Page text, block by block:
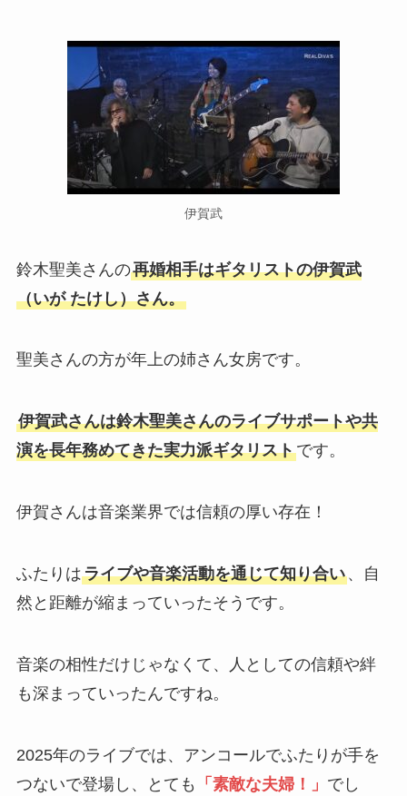
伊賀武
鈴木聖美さんの再婚相手はギタリストの伊賀武
（いが たけし）さん。
聖美さんの方が年上の姉さん女房です。
伊賀武さんは鈴木聖美さんのライブサポートや共
演を長年務めてきた実力派ギタリストです。
伊賀さんは音楽業界では信頼の厚い存在！
ふたりはライブや音楽活動を通じて知り合い、自
然と距離が縮まっていったそうです。
音楽の相性だけじゃなくて、人としての信頼や絆
も深まっていったんですね。
2025年のライブでは、アンコールでふたりが手を
つないで登場し、とても
「素敵な夫婦！」 でし